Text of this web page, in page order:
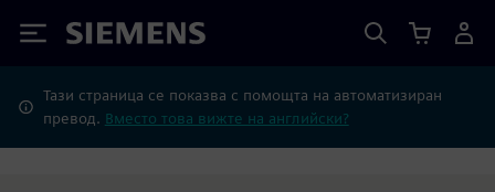
Siemens
Тази страница се показва с помощта на автоматизиран
превод. Вместо това вижте на английски?